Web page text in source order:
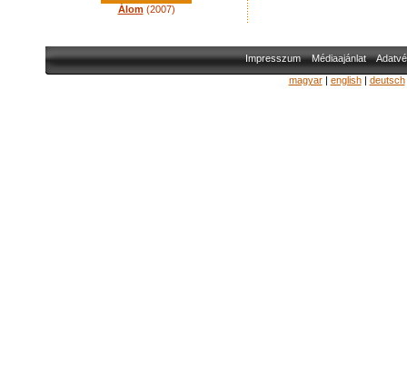
Álom(2007)
Impresszum Médiaajánlat
magyar| english| deutsch